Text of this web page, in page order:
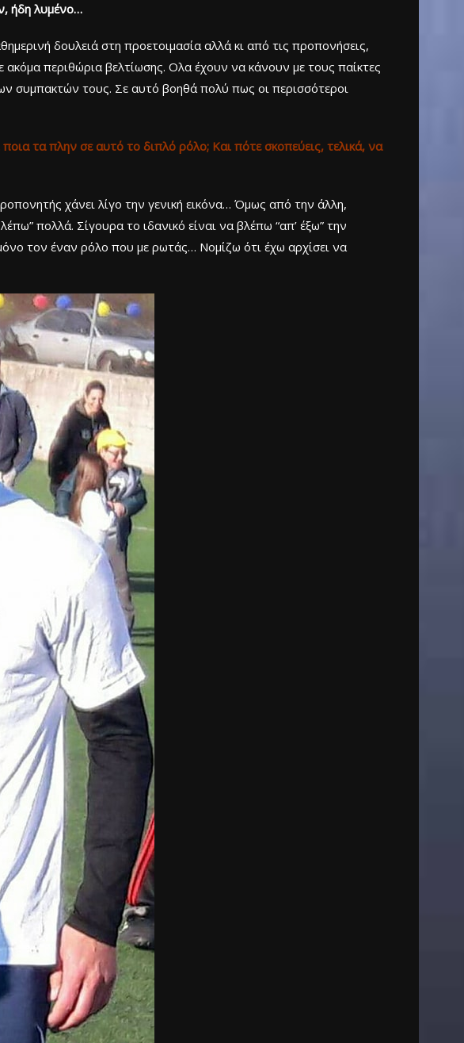
ήδη λυμένο…
δουλειά στη προετοιμασία αλλά κι από τις προπονήσεις,
περιθώρια βελτίωσης. Ολα έχουν να κάνουν με τους παίκτες
συμπακτών τους. Σε αυτό βοηθά πολύ πως οι περισσότεροι
τα πλην σε αυτό το διπλό ρόλο; Και πότε σκοπεύεις, τελικά, να
χάνει λίγο την γενική εικόνα… Όμως από την άλλη,
πολλά. Σίγουρα το ιδανικό είναι να βλέπω “απ’ έξω” την
τον έναν ρόλο που με ρωτάς… Νομίζω ότι έχω αρχίσει να